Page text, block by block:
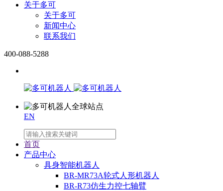
关于多可
关于多可
新闻中心
联系我们
400-088-5288
EN
首页
产品中心
具身智能机器人
BR-MR73A轮式人形机器人
BR-R73仿生力控七轴臂